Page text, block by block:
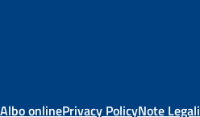
Albo onlinePrivacy PolicyNote Legali